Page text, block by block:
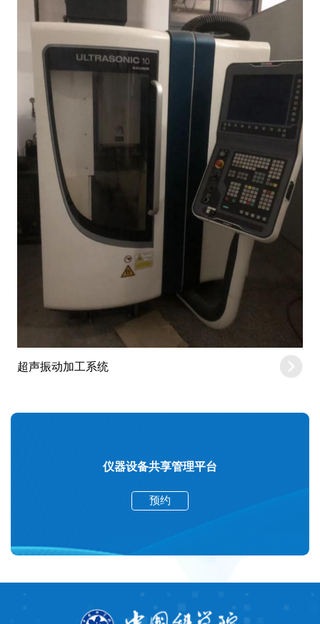
超声振动加工系统
仪器设备共享管理平台
预约